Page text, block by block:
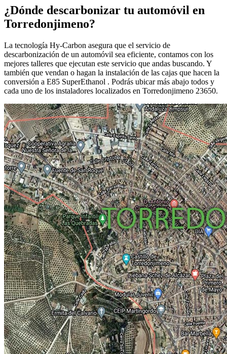
¿Dónde descarbonizar tu automóvil en
Torredonjimeno?
La tecnología Hy-Carbon asegura que el servicio de
descarbonización de un automóvil sea eficiente, contamos con los
mejores talleres que ejecutan este servicio que andas buscando. Y
también que vendan o hagan la instalación de las cajas que hacen la
conversión a E85 SuperEthanol . Podrás ubicar más abajo todos y
cada uno de los instaladores localizados en Torredonjimeno 23650.